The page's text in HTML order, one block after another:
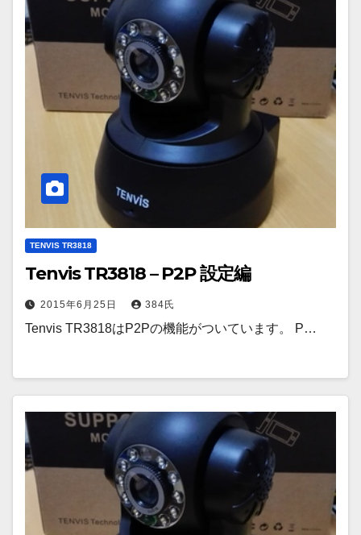
TENVIS TR3818
Tenvis TR3818 – P2P 設定編
2015年6月25日 384氏
Tenvis TR3818はP2Pの機能がついています。 P…